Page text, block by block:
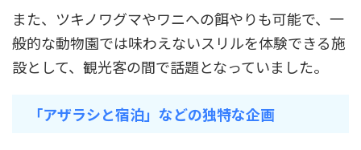
また、ツキノワグマやワニへの餌やりも可能で、一
般的な動物園では味わえないスリルを体験できる施
設として、観光客の間で話題となっていました。
「アザラシと宿泊」などの独特な企画